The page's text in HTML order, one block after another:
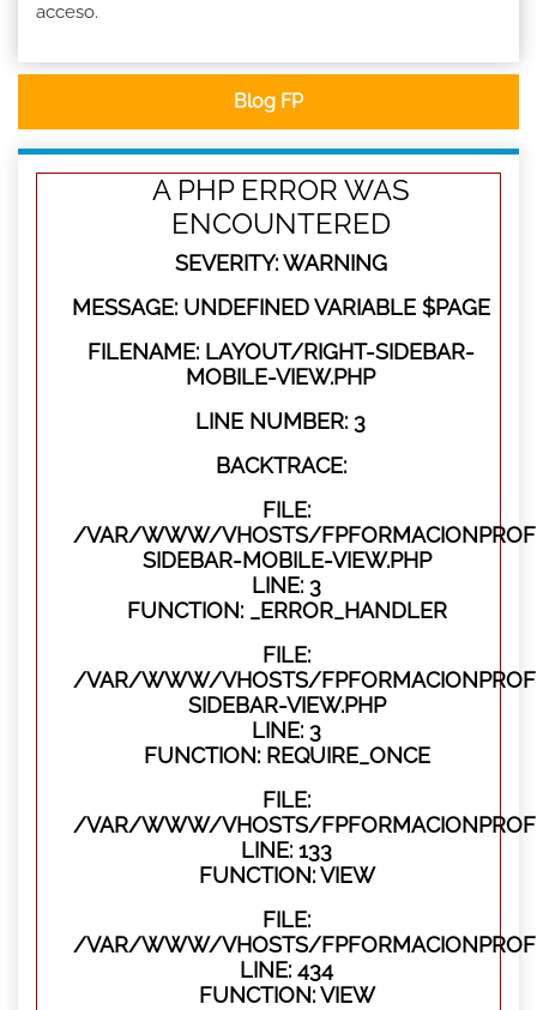
acceso.
Blog FP
A PHP ERROR WAS
ENCOUNTERED
SEVERITY: WARNING
MESSAGE: UNDEFINED VARIABLE $PAGE
FILENAME: LAYOUT/RIGHT-SIDEBAR-
MOBILE-VIEW.PHP
LINE NUMBER: 3
BACKTRACE:
FILE:
/VAR/WWW/VHOSTS/
SIDEBAR-MOBILE-VIEW.PHP
LINE: 3
FUNCTION: _ERROR_HANDLER
FILE:
/VAR/WWW/VHOSTS/
SIDEBAR-VIEW.PHP
LINE: 3
FUNCTION: REQUIRE_ONCE
FILE:
/VAR/WWW/VHOSTS/
LINE: 133
FUNCTION: VIEW
FILE:
/VAR/WWW/VHOSTS/
LINE: 434
FUNCTION: VIEW